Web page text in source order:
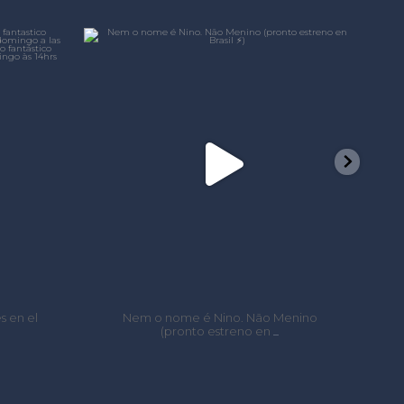
Menino
laformacine
FIEBRE disponible para Chile en
Ondamedia